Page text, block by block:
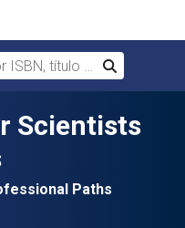
título o autor
Buscar
Scientists
Paths